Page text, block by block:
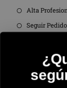
Alta
Seguir Pedido